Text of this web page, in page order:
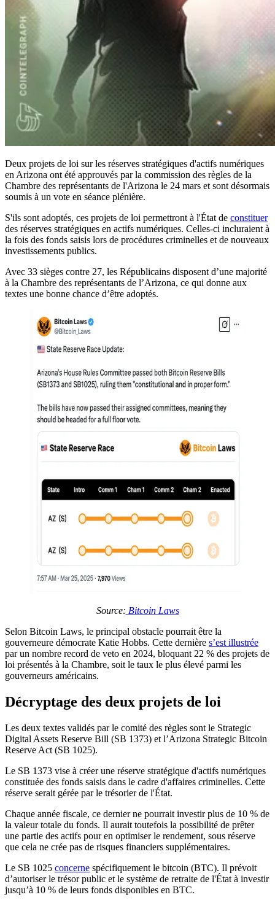
Deux projets de loi sur les réserves stratégiques d'actifs numériques
en Arizona ont été approuvés par la commission des règles de la
Chambre des représentants de l'Arizona le 24 mars et sont désormais
soumis à un vote en séance plénière.
S'ils sont adoptés, ces projets de loi permettront à l'État de constituer
des réserves stratégiques en actifs numériques. Celles-ci incluraient à
la fois des fonds saisis lors de procédures criminelles et de nouveaux
investissements publics.
Avec 33 sièges contre 27, les Républicains disposent d’une majorité
à la Chambre des représentants de l’Arizona, ce qui donne aux
textes une bonne chance d’être adoptés.
Source: Bitcoin Laws
Selon Bitcoin Laws, le principal obstacle pourrait être la
gouverneure démocrate Katie Hobbs. Cette dernière s’est illustrée
par un nombre record de veto en 2024, bloquant 22 % des projets de
loi présentés à la Chambre, soit le taux le plus élevé parmi les
gouverneurs américains.
Décryptage des deux projets de loi
Les deux textes validés par le comité des règles sont le Strategic
Digital Assets Reserve Bill (SB 1373) et l’Arizona Strategic Bitcoin
Reserve Act (SB 1025).
Le SB 1373 vise à créer une réserve stratégique d'actifs numériques
constituée des fonds saisis dans le cadre d'affaires criminelles. Cette
réserve serait gérée par le trésorier de l'État.
Chaque année fiscale, ce dernier ne pourrait investir plus de 10 % de
la valeur totale du fonds. Il aurait toutefois la possibilité de prêter
une partie des actifs pour en optimiser le rendement, sous réserve
que cela ne crée pas de risques financiers supplémentaires.
Le SB 1025 concerne spécifiquement le bitcoin (BTC). Il prévoit
d’autoriser le trésor public et le système de retraite de l'État à investir
jusqu’à 10 % de leurs fonds disponibles en BTC.